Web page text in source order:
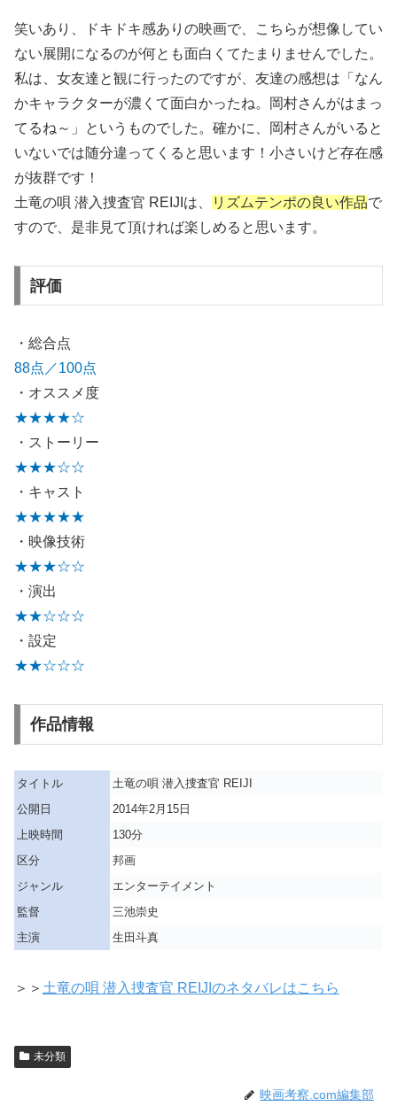
笑いあり、ドキドキ感ありの映画で、こちらが想像してい
ない展開になるのが何とも面白くてたまりませんでした。
私は、女友達と観に行ったのですが、友達の感想は「なん
かキャラクターが濃くて面白かったね。岡村さんがはまっ
てるね～」というものでした。確かに、岡村さんがいると
いないでは随分違ってくると思います！小さいけど存在感
が抜群です！
土竜の唄 潜入捜査官 REIJIは、
リズムテンポの良い作品で
すので、是非見て頂ければ楽しめると思います。
評価
・総合点
88点／100点
・オススメ度
★★★★☆
・ストーリー
★★★☆☆
・キャスト
★★★★★
・映像技術
★★★☆☆
・演出
★★☆☆☆
・設定
★★☆☆☆
作品情報
タイトル
土竜の唄 潜入捜査官 REIJI
公開日
2014年2月15日
上映時間
130分
区分
邦画
ジャンル
エンターテイメント
監督
三池崇史
主演
生田斗真
＞＞ 土竜の唄 潜入捜査官 REIJIのネタバレはこちら
未分類
映画考察.com編集部